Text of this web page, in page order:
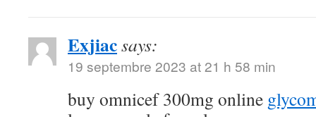
Exjiacsays:
19 septembre 2023 at 21 h 58 min
buy omnicef 300mg online